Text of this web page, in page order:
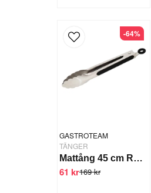
GASTROTEAM
TÄNGER
Mattång 45 cm Rostfri inkl Hängögla
169 kr
61 kr
-64%